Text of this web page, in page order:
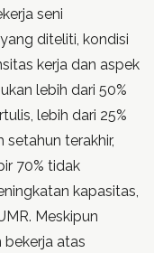
seni
diteliti, kondisi
kerja dan aspek
lebih dari 50%
lebih dari 25%
terakhir,
70% tidak
kapasitas,
Meskipun
bekerja atas